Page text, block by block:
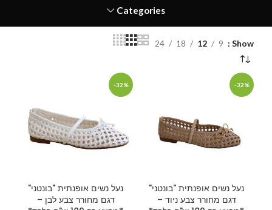
Categories
Show
9
12
18
24
-32%
נעל נשים אופנתית "בונטני"
דגם מחורר צבע ניוד –
-32%
נעל נשים אופנתית "בונטני"
דגם מחורר צבע לבן –